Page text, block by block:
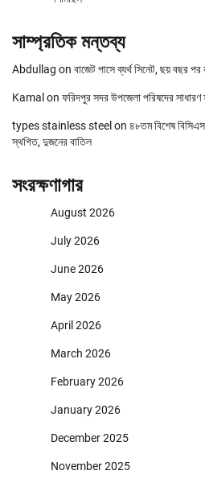
সাম্প্রতিক মন্তব্য
Abdullag on বাজেট পাসে ব্যর্থ সিনেট, ছয় বছর
Kamal on ফরিদপুর সদর উপজেলা পরিষদের সাধারণ
types stainless steel on ৪৮তম বিশেষ
স্থগিত, দুজনের বাতিল
সংরক্ষণাগার
August 2026
July 2026
June 2026
May 2026
April 2026
March 2026
February 2026
January 2026
December 2025
November 2025